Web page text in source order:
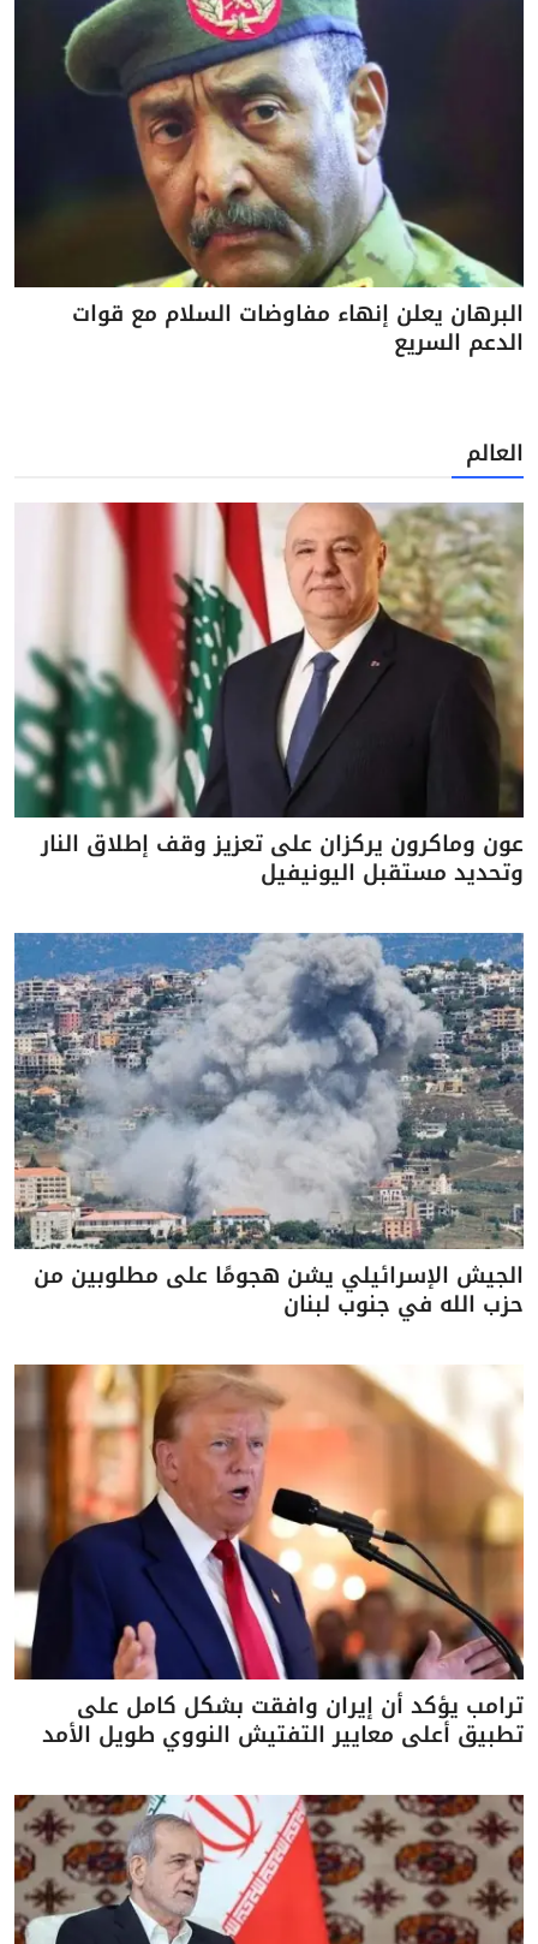
البرهان يعلن إنهاء مفاوضات السلام مع قوات
الدعم السريع
العالم
عون وماكرون يركزان على تعزيز وقف إطلاق النار
وتحديد مستقبل اليونيفيل
الجيش الإسرائيلي يشن هجومًا على مطلوبين من
حزب الله في جنوب لبنان
ترامب يؤكد أن إيران وافقت بشكل كامل على
تطبيق أعلى معايير التفتيش النووي طويل الأمد